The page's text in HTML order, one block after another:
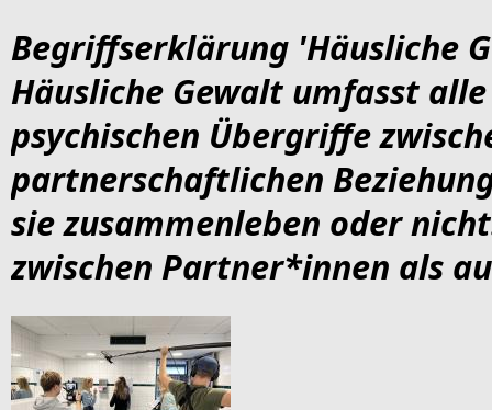
Begriffserklärung 'Häusliche
Häusliche Gewalt umfasst
psychischen Übergriffe
partnerschaftlichen
sie zusammenleben oder
zwischen Partner*innen als